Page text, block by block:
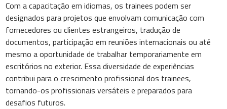
Com a capacitação em idiomas, os trainees podem ser
designados para projetos que envolvam comunicação com
fornecedores ou clientes estrangeiros, tradução de
documentos, participação em reuniões internacionais ou até
mesmo a oportunidade de trabalhar temporariamente em
escritórios no exterior. Essa diversidade de experiências
contribui para o crescimento profissional dos trainees,
tornando-os profissionais versáteis e preparados para
desafios futuros.